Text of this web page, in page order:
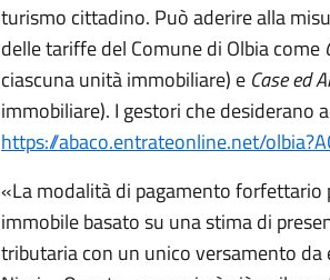
turismo cittadino. Può aderire alla
delle tariffe del Comune di Olbia come
ciascuna unità immobiliare) e Case ed
immobiliare). I gestori che desiderano
https://abaco.entrateonline.net/
«La modalità di pagamento
immobile basato su una stima di
tributaria con un unico versamento